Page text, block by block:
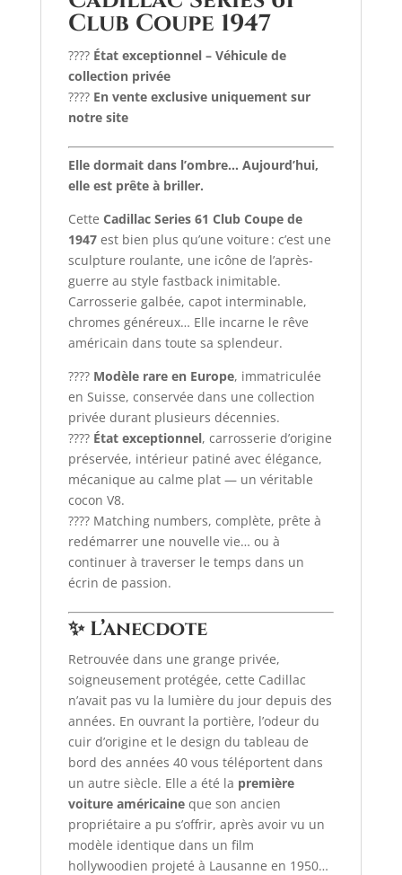
Club Coupe 1947
???? État exceptionnel – Véhicule de
collection privée
???? En vente exclusive uniquement sur
notre site
Elle dormait dans l’ombre… Aujourd’hui,
elle est prête à briller.
Cette Cadillac Series 61 Club Coupe de
1947est bien plus qu’une voiture : c’est une
sculpture roulante, une icône de l’après-
guerre au style fastback inimitable.
Carrosserie galbée, capot interminable,
chromes généreux… Elle incarne le rêve
américain dans toute sa splendeur.
???? Modèle rare en Europe, immatriculée
en Suisse, conservée dans une collection
privée durant plusieurs décennies.
???? État exceptionnel, carrosserie d’origine
préservée, intérieur patiné avec élégance,
mécanique au calme plat — un véritable
cocon V8.
???? Matching numbers, complète, prête à
redémarrer une nouvelle vie… ou à
continuer à traverser le temps dans un
écrin de passion.
✨ L’anecdote
Retrouvée dans une grange privée,
soigneusement protégée, cette Cadillac
n’avait pas vu la lumière du jour depuis des
années. En ouvrant la portière, l’odeur du
cuir d’origine et le design du tableau de
bord des années 40 vous téléportent dans
un autre siècle. Elle a été la première
voiture américaineque son ancien
propriétaire a pu s’offrir, après avoir vu un
modèle identique dans un film
hollywoodien projeté à Lausanne en 1950…